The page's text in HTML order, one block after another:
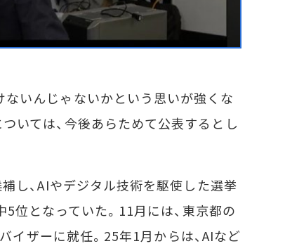
いんじゃないかという思いが強くな
いては、今後あらためて公表するとし
し、AIやデジタル技術を駆使した選挙
位となっていた。11月には、東京都の
イザーに就任。25年1月からは、AIなど